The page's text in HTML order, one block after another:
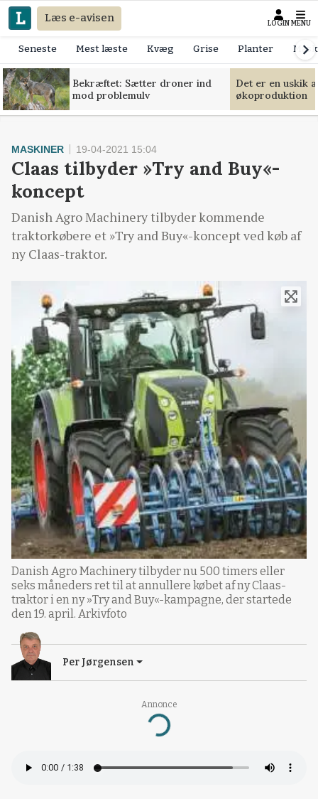
Læs e-avisen LOGIN MENU
Seneste Mest læste Kvæg Grise Planter
Bekræftet: Sætter droner ind
mod problemulv
Det er en uskik
økoproduktion
Annonce
Loading...
MASKINER 19-04-2021 15:04
Claas tilbyder »Try and Buy«-
koncept
Danish Agro Machinery tilbyder kommende
traktorkøbere et »Try and Buy«-koncept ved køb af
ny Claas-traktor.
Danish Agro Machinery tilbyder nu 500 timers eller
seks måneders ret til at annullere købet af ny Claas-
traktor i en ny »Try and Buy«-kampagne, der startede
den 19. april. Arkivfoto
Per Jørgensen